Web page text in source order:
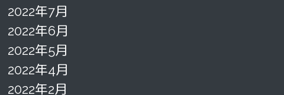
2022年7月
2022年6月
2022年5月
2022年4月
2022年2月